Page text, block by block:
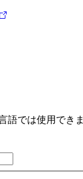
語では使用できま